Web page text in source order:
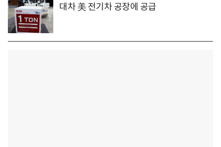
대차 美 전기차 공장에 공급